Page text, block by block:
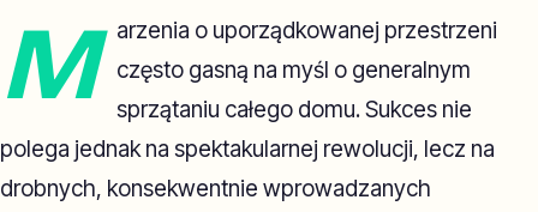
M
arzenia o uporządkowanej przestrzeni
często gasną na myśl o generalnym
sprzątaniu całego domu. Sukces nie
polega jednak na spektakularnej rewolucji, lecz na
drobnych, konsekwentnie wprowadzanych